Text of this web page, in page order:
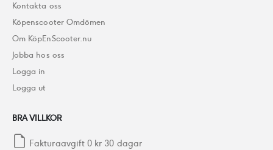
Kontakta oss
Köpenscooter Omdömen
Om KöpEnScooter.nu
Jobba hos oss
Logga in
Logga ut
BRA VILLKOR
Fakturaavgift 0 kr 30 dagar